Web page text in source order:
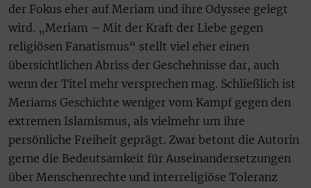
der Fokus eher auf Meriam und ihre Odyssee gelegt
wird. „Meriam – Mit der Kraft der Liebe gegen
religiösen Fanatismus“ stellt viel eher einen
übersichtlichen Abriss der Geschehnisse dar, auch
wenn der Titel mehr versprechen mag. Schließlich ist
Meriams Geschichte weniger vom Kampf gegen den
extremen Islamismus, als vielmehr um ihre
persönliche Freiheit geprägt. Zwar betont die Autorin
gerne die Bedeutsamkeit für Auseinandersetzungen
über Menschenrechte und interreligiöse Toleranz